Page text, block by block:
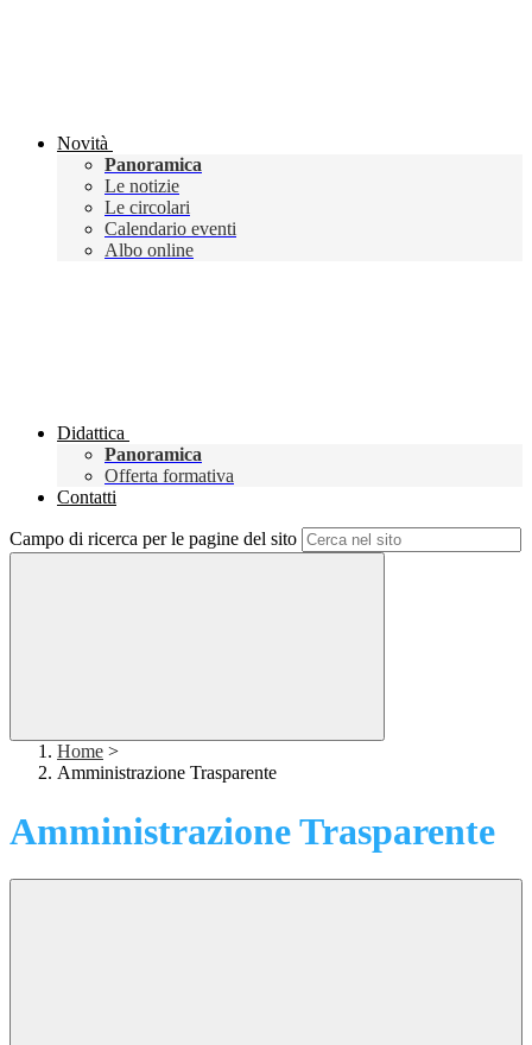
Novità
Panoramica
Le notizie
Le circolari
Calendario eventi
Albo online
Didattica
Panoramica
Offerta formativa
Contatti
Campo di ricerca per le pagine del sito
Home >
Amministrazione Trasparente
Amministrazione Trasparente